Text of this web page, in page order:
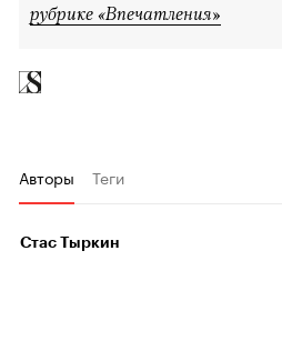
рубрике «Впечатления»
Авторы Теги
Стас Тыркин